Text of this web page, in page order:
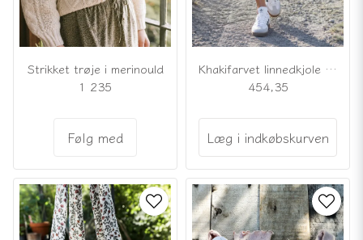
Strikket trøje i merinould
1 235
Følg med
Khakifarvet linnedkjole med flæser
454,35
Læg i indkøbskurven